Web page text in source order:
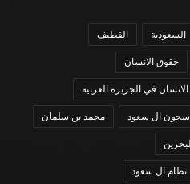
السعودية القطيف
حقوق الانسان
في الجزيرة العربية
سجون ال سعود محمد بن سلمان
نظام ال سعود